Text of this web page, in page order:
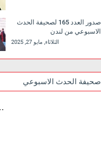
صدور العدد 165 لصحيفة الحدث
الاسبوعي من لندن
الثلاثاء, مايو 27, 2025
صحيفة الحدث الاسبوعي